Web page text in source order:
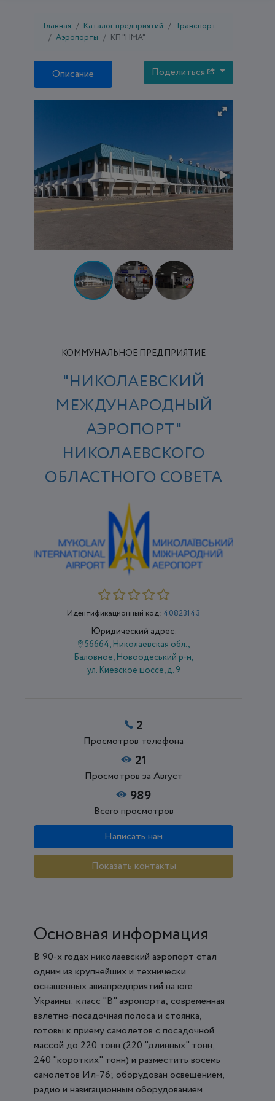
Главная Каталог предприятий
Транспорт
Аэропорты
КП "НМА"
Описание Поделиться
КОММУНАЛЬНОЕ ПРЕДПРИЯТИЕ
"НИКОЛАЕВСКИЙ
МЕЖДУНАРОДНЫЙ
АЭРОПОРТ"
НИКОЛАЕВСКОГО
ОБЛАСТНОГО СОВЕТА
Идентификационный код: 40823143
Юридический адрес:
56664, Николаевская обл.,
Баловное, Новоодеський р-н,
ул. Киевское шоссе, д. 9
2
Просмотров телефона
21
Просмотров за Август
989
Всего просмотров
Написать нам
Показать контакты
Основная информация
В 90-х годах николаевский аэропорт стал
одним из крупнейших и технически
оснащенных авиапредприятий на юге
Украины: класс "В" аэропорта; современная
взлетно-посадочная полоса и стоянка,
готовы к приему самолетов с посадочной
массой до 220 тонн (220 "длинных" тонн,
240 "коротких" тонн) и разместить восемь
самолетов Ил-76; оборудован освещением,
радио и навигационным оборудованием